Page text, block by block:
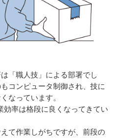
「職人技」による部署でし
コンピュータ制御され、技に
なっています。
効率は格段に良くなってきてい
て作業しがちですが、前段の